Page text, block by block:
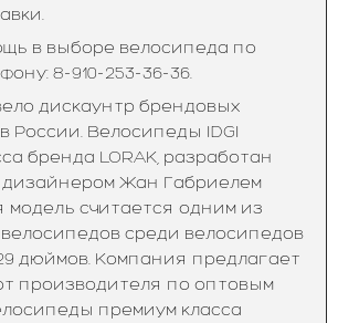
в выборе велосипеда по
8-910-253-36-36.
дискаунтр брендовых
России. Велосипеды IDGI
бренда LORAK, разработан
Жан Габриелем
модель считается одним из
среди велосипедов
дюймов. Компания предлагает
производителя по оптовым
премиум класса